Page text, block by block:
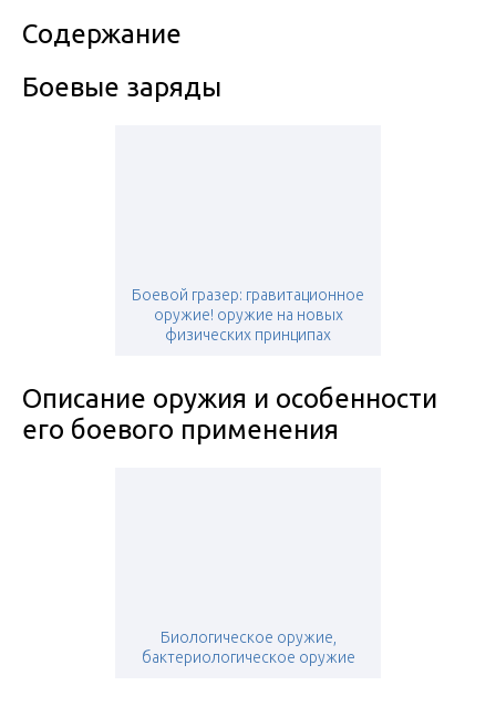
Содержание
Боевые заряды
Боевой гразер: гравитационное
оружие! оружие на новых
физических принципах
Описание оружия и особенности
его боевого применения
Биологическое оружие,
бактериологическое оружие